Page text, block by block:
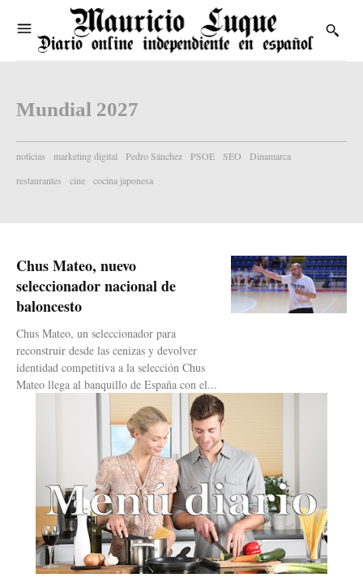
Mundial 2027
noticias marketing digital Pedro Sánchez PSOE SEO
Dinamarca
restaurantes
cine cocina japonesa
Chus Mateo, nuevo
seleccionador nacional de
baloncesto
Chus Mateo, un seleccionador para
reconstruir desde las cenizas y devolver
identidad competitiva a la selección Chus
Mateo llega al banquillo de España con el...